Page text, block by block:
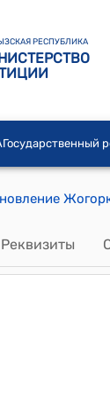
РЕСПУБЛИКА
Государственный
Реквизиты